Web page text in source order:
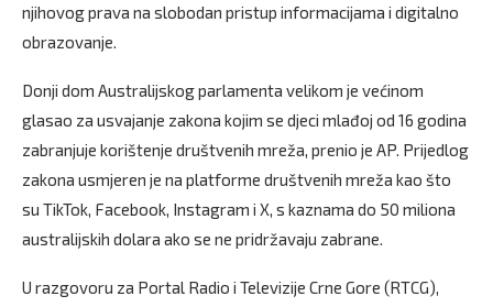
njihovog prava na slobodan pristup informacijama i digitalno
obrazovanje.
Donji dom Australijskog parlamenta velikom je većinom
glasao za usvajanje zakona kojim se djeci mlađoj od 16 godina
zabranjuje korištenje društvenih mreža, prenio je AP. Prijedlog
zakona usmjeren je na platforme društvenih mreža kao što
su TikTok, Facebook, Instagram i X, s kaznama do 50 miliona
australijskih dolara ako se ne pridržavaju zabrane.
U razgovoru za Portal Radio i Televizije Crne Gore (RTCG),